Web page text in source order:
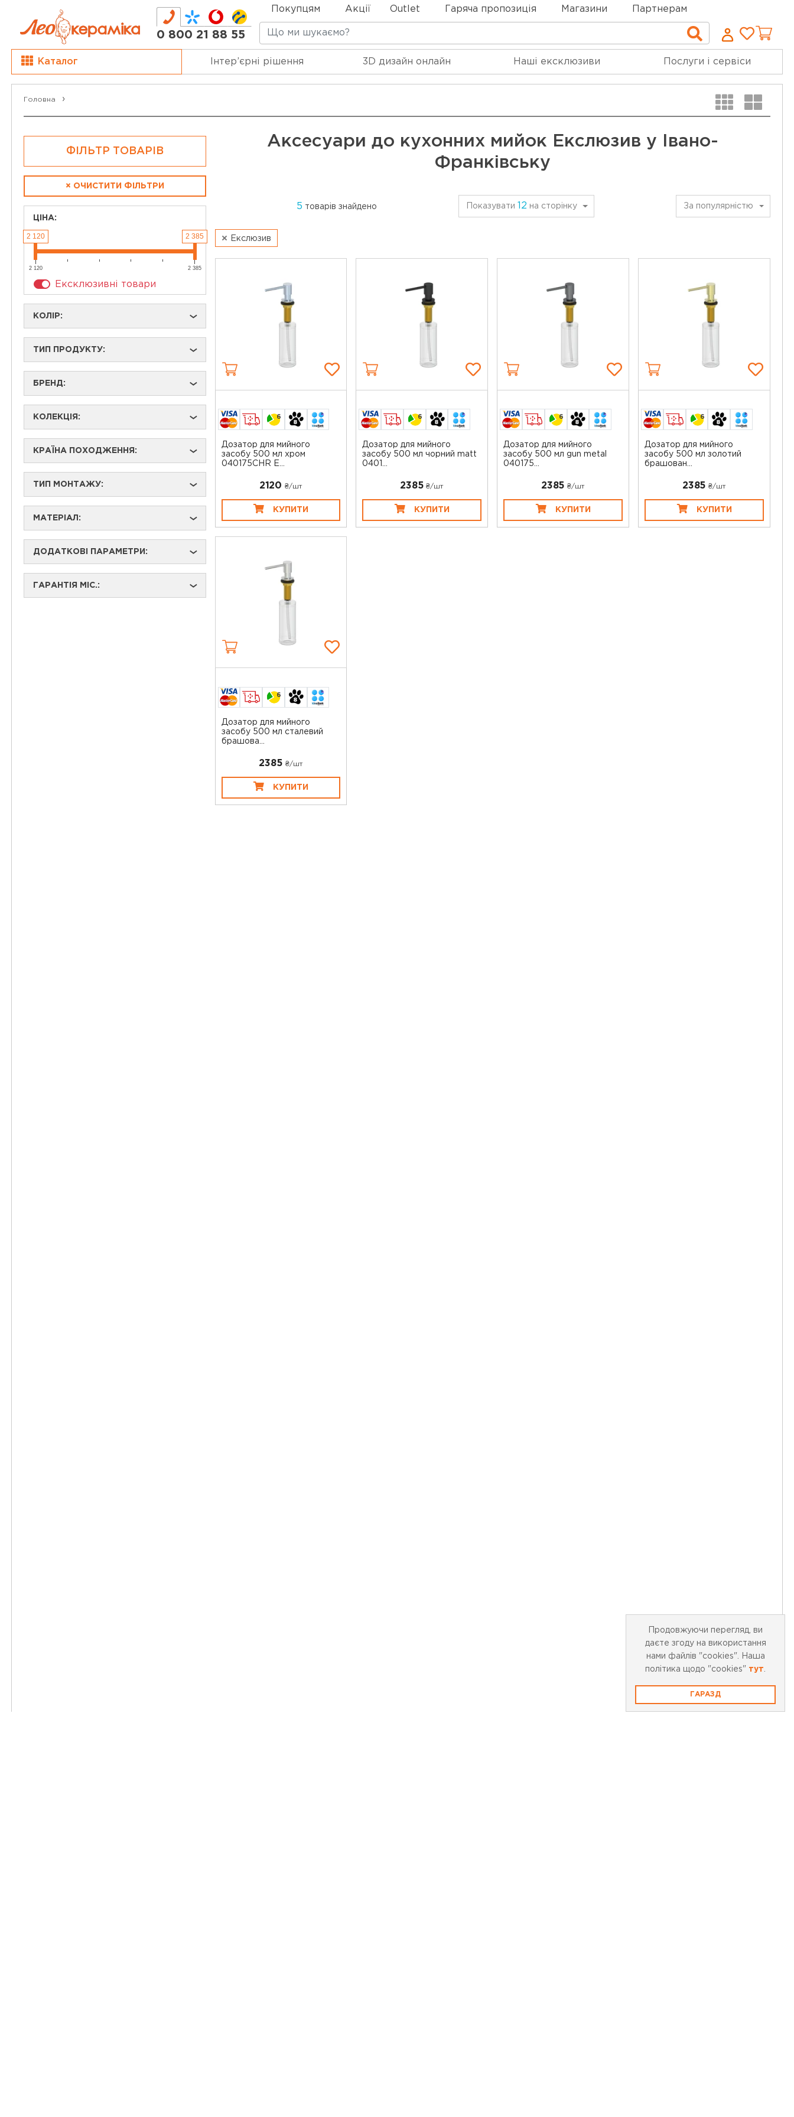
Покупцям Акції Outlet Гаряча пропозиція Магазини Партнерам
0 800 21 88 55 Пошук
Каталог Інтер’єрні рішення 3D дизайн онлайн Наші ексклюзиви Послуги і сервіси
Головна
ФІЛЬТР ТОВАРІВ
× ОЧИСТИТИ ФІЛЬТРИ
ЦІНА:
2 120 2 385
2 120 2 385
Ексклюзивні товари
КОЛІР: ›
ТИП ПРОДУКТУ: ›
БРЕНД: ›
КОЛЕКЦІЯ: ›
КРАЇНА ПОХОДЖЕННЯ: ›
ТИП МОНТАЖУ: ›
МАТЕРІАЛ: ›
ДОДАТКОВІ ПАРАМЕТРИ: ›
ГАРАНТІЯ МІС.: ›
Аксесуари до кухонних мийок Екслюзив у Івано-
Франківську
5 товарів знайдено Показувати 12 на сторінку За популярністю
Екслюзив
6
Дозатор для мийного
засобу 500 мл хром
040175CHR E...
2120 ₴/шт
КУПИТИ
6
Дозатор для мийного
засобу 500 мл чорний matt
0401...
2385 ₴/шт
КУПИТИ
6
Дозатор для мийного
засобу 500 мл gun metal
040175...
2385 ₴/шт
КУПИТИ
6
Дозатор для мийного
засобу 500 мл золотий
брашован...
2385 ₴/шт
КУПИТИ
6
Дозатор для мийного
засобу 500 мл сталевий
брашова...
2385 ₴/шт
КУПИТИ
Продовжуючи перегляд, ви
даєте згоду на використання
нами файлів "cookies". Наша
політика щодо "cookies" тут
ГАРАЗД